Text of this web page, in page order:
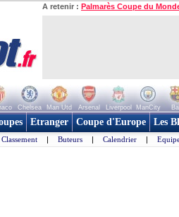
A retenir : Palmarès Coupe du
Chelsea Man Utd Arsenal Liverpool ManCity
Etranger Coupe d'Europe Les
| Buteurs | Calendrier |